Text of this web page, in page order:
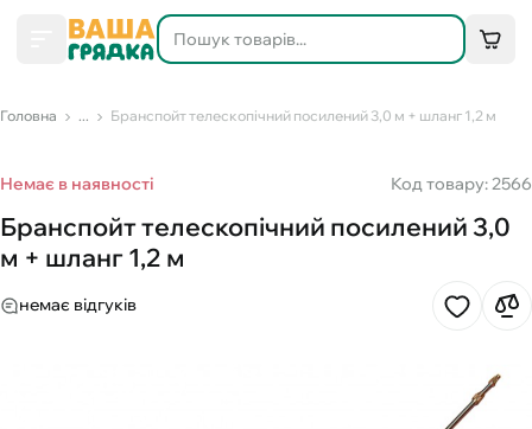
Головна ... Бранспойт телескопічний посилений 3,0 м + шланг 1,2 м
Немає в наявності Код товару: 2566
Бранспойт телескопічний посилений 3,0
м + шланг 1,2 м
немає відгуків